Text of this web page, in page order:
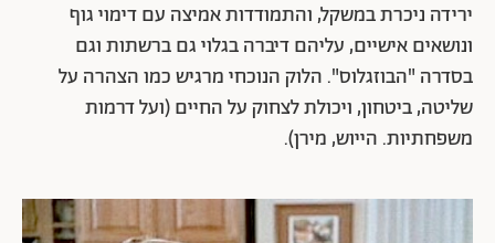
ירידה ניכרת במשקל, והתמודדות אמיצה עם דימוי גוף
ונושאים אישיים, עליהם דיברה בגלוי גם ברשתות וגם
בסדרה "הבוזגלוס". הלוק הנוכחי מרגיש כמו הצהרה על
שליטה, ביטחון, ויכולת לצחוק על החיים (ועל דרמות
משפחתיות. הייוש, מירן).